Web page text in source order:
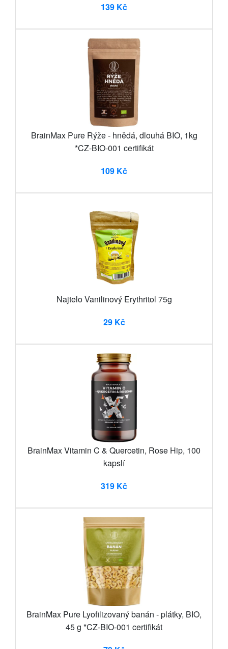
139 Kč
BrainMax Pure Rýže - hnědá, dlouhá BIO, 1kg
*CZ-BIO-001 certifikát
109 Kč
Najtelo Vanilinový Erythritol 75g
29 Kč
BrainMax Vitamin C & Quercetin, Rose Hip, 100
kapslí
319 Kč
BrainMax Pure Lyofilizovaný banán - plátky, BIO,
45 g *CZ-BIO-001 certifikát